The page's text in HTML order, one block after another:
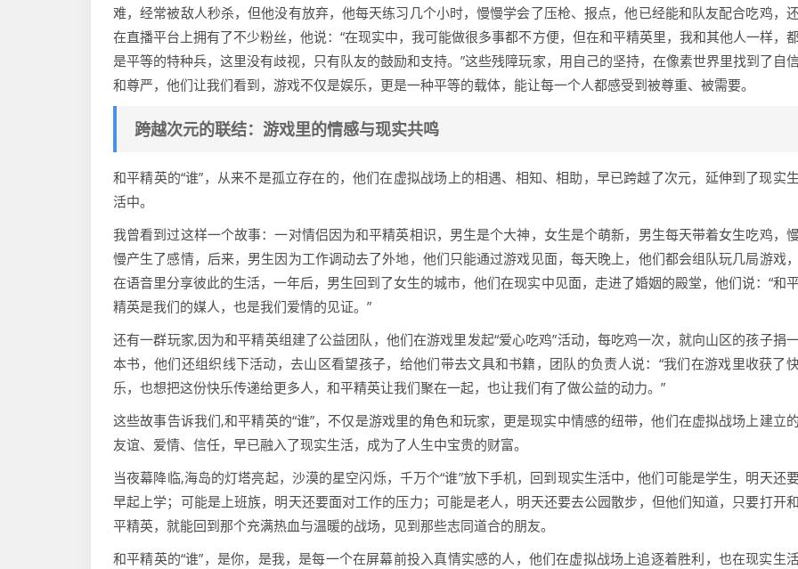
难，经常被敌人秒杀，但他没有放弃，他每天练习几个小时，慢慢学会了压枪、报点，他已经能和队友配合吃鸡，还
在直播平台上拥有了不少粉丝，他说：“在现实中，我可能做很多事都不方便，但在和平精英里，我和其他人一样，
是平等的特种兵，这里没有歧视，只有队友的鼓励和支持。”这些残障玩家，用自己的坚持，在像素世界里找到了自
和尊严，他们让我们看到，游戏不仅是娱乐，更是一种平等的载体，能让每一个人都感受到被尊重、被需要。
跨越次元的联结：游戏里的情感与现实共鸣
和平精英的“谁”，从来不是孤立存在的，他们在虚拟战场上的相遇、相知、相助，早已跨越了次元，延伸到了现实生
活中。
我曾看到过这样一个故事：一对情侣因为和平精英相识，男生是个大神，女生是个萌新，男生每天带着女生吃鸡，慢
慢产生了感情，后来，男生因为工作调动去了外地，他们只能通过游戏见面，每天晚上，他们都会组队玩几局游戏，
在语音里分享彼此的生活，一年后，男生回到了女生的城市，他们在现实中见面，走进了婚姻的殿堂，他们说：“和
精英是我们的媒人，也是我们爱情的见证。”
还有一群玩家,因为和平精英组建了公益团队，他们在游戏里发起“爱心吃鸡”活动，每吃鸡一次，就向山区的孩子捐
本书，他们还组织线下活动，去山区看望孩子，给他们带去文具和书籍，团队的负责人说：“我们在游戏里收获了
乐，也想把这份快乐传递给更多人，和平精英让我们聚在一起，也让我们有了做公益的动力。”
这些故事告诉我们,和平精英的“谁”，不仅是游戏里的角色和玩家，更是现实中情感的纽带，他们在虚拟战场上建立的
友谊、爱情、信任，早已融入了现实生活，成为了人生中宝贵的财富。
当夜幕降临,海岛的灯塔亮起，沙漠的星空闪烁，千万个“谁”放下手机，回到现实生活中，他们可能是学生，明天还
早起上学；可能是上班族，明天还要面对工作的压力；可能是老人，明天还要去公园散步，但他们知道，只要打开和
平精英，就能回到那个充满热血与温暖的战场，见到那些志同道合的朋友。
和平精英的“谁”，是你，是我，是每一个在屏幕前投入真情实感的人，他们在虚拟战场上追逐着胜利，也在现实生